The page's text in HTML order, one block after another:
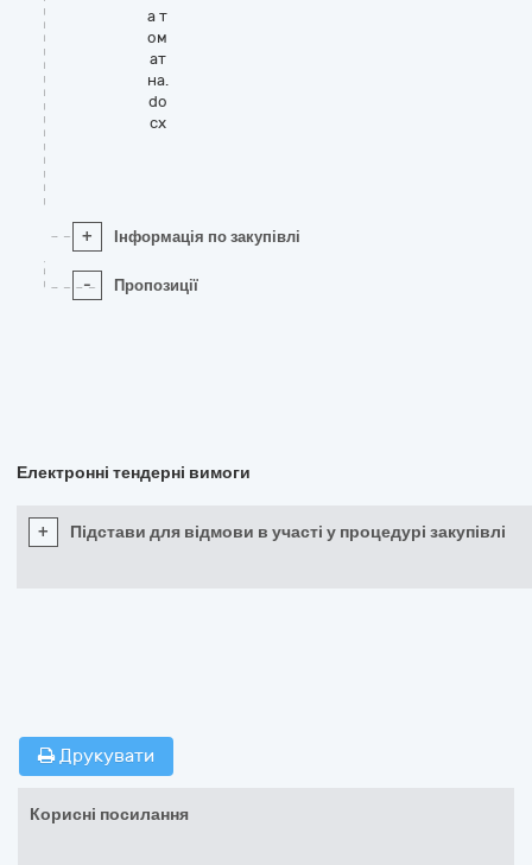
а т
ом
ат
на.
do
cx
+ Інформація по закупівлі
- Пропозиції
Електронні тендерні вимоги
+ Підстави для відмови в участі у процедурі закупівлі
Друкувати
Корисні посилання